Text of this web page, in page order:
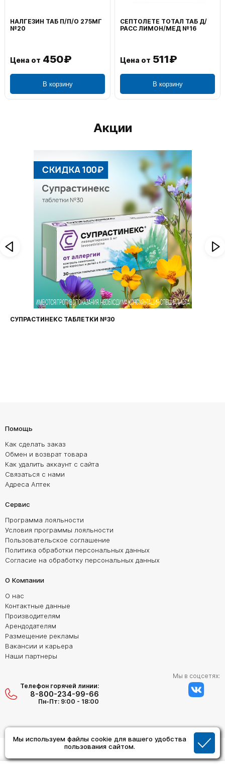
Мы используем файлы cookie для вашего удобства
пользования сайтом.
НАЛГЕЗИН ТАБ П/П/О 275МГ
№20
Цена от 450₽
В корзину
СЕПТОЛЕТЕ ТОТАЛ ТАБ Д/
РАСС ЛИМОН/МЕД №16
Цена от 511₽
В корзину
Акции
СУПРАСТИНЕКС ТАБЛЕТКИ №30
Помощь
Как сделать заказ
Обмен и возврат товара
Как удалить аккаунт с сайта
Связаться с нами
Адреса Аптек
Сервис
Программа лояльности
Условия программы лояльности
Пользовательское соглашение
Политика обработки персональных данных
Согласие на обработку персональных данных
О Компании
О нас
Контактные данные
Производителям
Арендодателям
Размещение рекламы
Вакансии и карьера
Наши партнеры
Телефон горячей линии:
8-800-234-99-66
Пн-Пт: 9:00 - 18:00
Мы в соцсетях: